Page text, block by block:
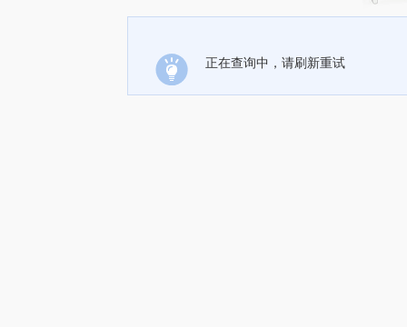
正在查询中，请刷新重试